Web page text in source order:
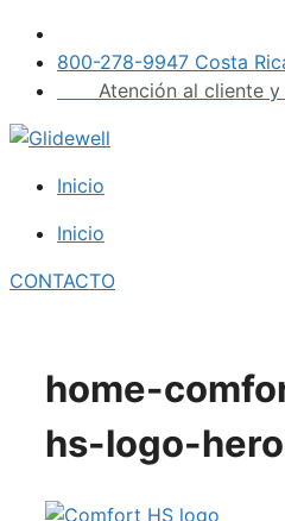
Saltar
contenido
800-278-9947 Costa
Atención al cliente
Inicio
Inicio
CONTACTO
home-
hs-logo-hero